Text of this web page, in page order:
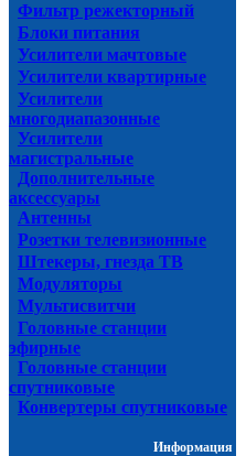
Фильтр режекторный
Блоки питания
Усилители мачтовые
Усилители квартирные
Усилители
многодиапазонные
Усилители
магистральные
Дополнительные
аксессуары
Антенны
Розетки телевизионные
Штекеры, гнезда ТВ
Модуляторы
Мультисвитчи
Головные станции
эфирные
Головные станции
спутниковые
Конвертеры спутниковые
Информация